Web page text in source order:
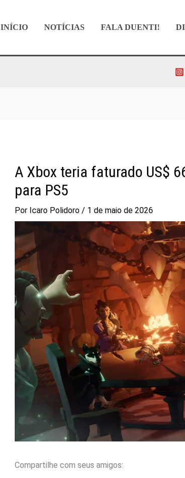
INÍCIO NOTÍCIAS FALA DUENTI!
A Xbox teria faturado US$
para PS5
Por Icaro Polidoro / 1 de maio de 2026
Compartilhe com seus amigos: